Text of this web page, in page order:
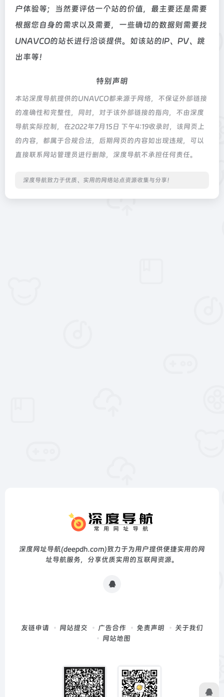
户体验等；当然要评估一个站的价值，最主要还是需要
根据您自身的需求以及需要，一些确切的数据则需要找
UNAVCO的站长进行洽谈提供。如该站的IP、PV、跳
出率等！
特别声明
本站深度导航提供的UNAVCO都来源于网络，不保证外部链接
的准确性和完整性，同时，对于该外部链接的指向，不由深度
导航实际控制，在2022年7月15日 下午4:19收录时，该网页上
的内容，都属于合规合法，后期网页的内容如出现违规，可以
直接联系网站管理员进行删除，深度导航不承担任何责任。
深度导航致力于优质、实用的网络站点资源收集与分享！
深度网址导航(deepdh.com)致力于为用户提供便捷实用的网
址导航服务，分享优质实用的互联网资源。
友链申请 网站提交 广告合作 免责声明
关于我们
网站地图